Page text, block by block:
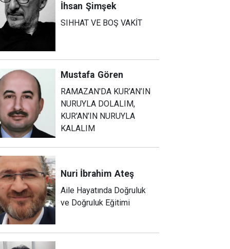
İhsan Şimşek
SIHHAT VE BOŞ VAKİT
Mustafa Gören
RAMAZAN'DA KUR’AN’IN
NURUYLA DOLALIM,
KUR'AN’IN NURUYLA
KALALIM
Nuri İbrahim Ateş
Aile Hayatında Doğruluk
ve Doğruluk Eğitimi